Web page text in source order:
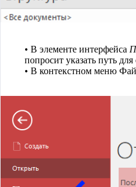
• В элементе интерфейса
попросит указать путь
• В контекстном меню